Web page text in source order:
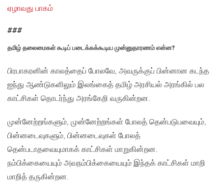
ஏழாவது பாகம்
###
தமிழ் தலைமைகள் கூடிப் படைக்கக்கூடிய முன்னுதாரணம் என்ன?
பிரபாகரனின் காலத்தைப் போலவே, அவருக்குப் பின்னான கடந்த
ஐந்து ஆண்டுகளிலும் இலங்கைத் தமிழ் அரசியல் அரங்கில் பல
காட்சிகள் தொடர்ந்து அரங்கேறி வருகின்றன.
முன்னேற்றங்களும், முன்னேற்றங்கள் போலத் தென்படுபவையும்,
பின்னடைவுகளும், பின்னடைவுகள் போலத்
தென்படாதவையுமாகக் காட்சிகள் மாறுகின்றன.
நம்பிக்கையையும் அவநம்பிக்கையையும் இந்தக் காட்சிகள் மாறி
மாறித் தருகின்றன.